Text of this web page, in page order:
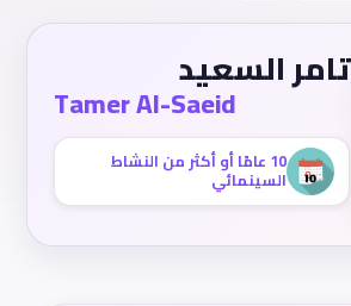
تامر السعيد
Tamer Al-Saeid
10 عامًا أو أكثر من النشاط
السينمائي